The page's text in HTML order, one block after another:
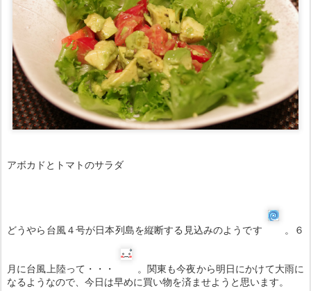
アボカドとトマトのサラダ
どうやら台風４号が日本列島を縦断する見込みのようです 。６
月に台風上陸って・・・
。関東も今夜から明日にかけて大雨に
なるようなので、今日は早めに買い物を済ませようと思います。